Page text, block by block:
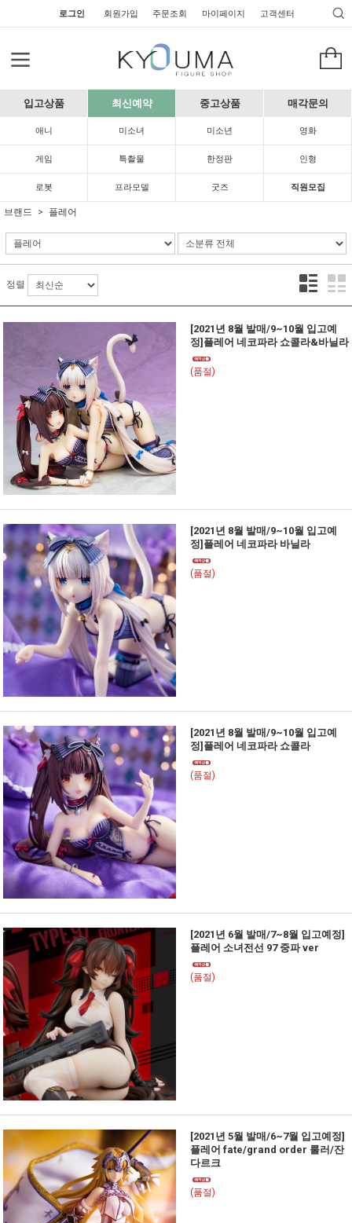
로그인 회원가입 주문조회 마이페이지 고객센터
입고상품 최신예약 중고상품 매각문의
애니 미소녀 미소년 영화
게임 특촬물 한정판 인형
로봇 프라모델 굿즈 직원모집
브랜드 플레어
정렬
[2021년 8월 발매/9~10월 입고예
정]플레어 네코파라 쇼콜라&바닐라
(품절)
[2021년 8월 발매/9~10월 입고예
정]플레어 네코파라 바닐라
(품절)
[2021년 8월 발매/9~10월 입고예
정]플레어 네코파라 쇼콜라
(품절)
[2021년 6월 발매/7~8월 입고예정]
플레어 소녀전선 97 중파 ver
(품절)
[2021년 5월 발매/6~7월 입고예정]
플레어 fate/grand order 룰러/잔
다르크
(품절)